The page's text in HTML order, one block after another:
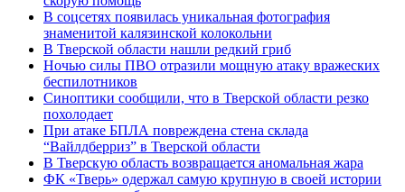
В соцсетях появилась уникальная фотография
знаменитой калязинской колокольни
В Тверской области нашли редкий гриб
Ночью силы ПВО отразили мощную атаку вражеских
беспилотников
Синоптики сообщили, что в Тверской области резко
похолодает
При атаке БПЛА повреждена стена склада
“Вайлдберриз” в Тверской области
В Тверскую область возвращается аномальная жара
ФК «Тверь» одержал самую крупную в своей истории